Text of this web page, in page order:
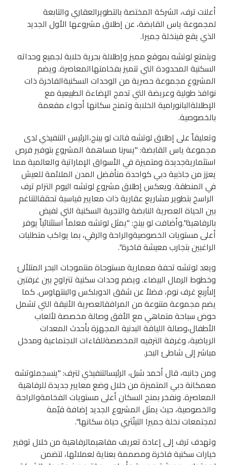
أعلنت ترف، الشركة المختصة بالتطويرالعقاري والتابعة
لمجموعة ياس القابضة، عن إطلاق مشروعها الأول الجديد
الذي يقع فينخلة جميرا.
ويتمتع لوتشه بموقع مميز وإطلالة بحرية خلابة لجميع وحداته
السكنية المحدودة التي تتميز بفخامتهاالمعاصرة. ويضم
المشروع مجموعة حصرية من الوحدات السكنيةالفاخرة ذات
نوافذ طولية وعريضة التي تدمج الإضاءة الطبيعية مع
الإطلالةالبانورامية الخلابة وتمنح سكانها أجواء مفعمة
بالخصوصية.
وتعليقاً على إطلاق لوتشه قالت لو بينج،الرئيس التنفيذي لدى
مجموعة ياس القابضة: "يسرنا مساهمة المشروع بتوفير فرص
استثماريةجديدة ومتميزة في الأسواق الإماراتية والعالمية مما
يعزز من جاذبية دبي كواحدة منأفضل المدن الملائمة للعيش
في المنطقة. ويعكس إطلاق مشروع لوتشه اليوم التزام ترف
الراسخ بتطوير مشاريع عقارية ذات معايير قياسية تحققالتناغم
بين الحياة العصرية النابضة والتجربة السكنية التي تفيض
بالرفاهية".وأضافت لو بينج: "يمثل لوتشه معلماً استثنائياً يوفر
أعلى مستويات الخصوصيةوالراحة والرقي، بما يواكب متطلبات
الراغبين بتجارب معيشة فاخرة".
ويعد لوتشه تحفة معمارية مستوحاة منتموجات البحر المتلألئ
وخطوط الرمال البيضاء. ويضم وحدات سكنية تتراوح بين غرفتين
إلىأربع غرف نوم، فضلاً عن شقق الدوبلكس والبنتهاوس. كما
يضم مجموعة متنوعة من المرافقالعصرية الأنيقة التي تشمل
حوض سباحة متماهي مع الأفق وصالة مخصصة لألعاب
الأطفال،وصالة اللياقة البدنية المجهزة بأحدث المعدات
الرياضية، وغرفة الترفيه المخصصةللقاءات الاجتماعية ومدخل
مباشر إلى شاطئ البحر.
ومن جانبه، قال أحمد شبل، الرئيسالتنفيذي لترف: "ينسجملوتشه
معمكانة دبي المتميزة من خلال وضع معايير جديدة للرفاهية
المعاصرة. ونفخر بمنح السكان أعلى مستويات الفخامةوالراحة
والخصوصية، حيث يمثل المشروع الجديد إضافة قيّمة
لمجتمعات نخلة جميرا التيتُثري حياة سكانها".
وتهدف ترف إلى إعادة تعريف مفاهيمالرفاهية من خلال توفير
خيارات سكنية فاخرة ومصممة بعناية لعملائها، لتضمن